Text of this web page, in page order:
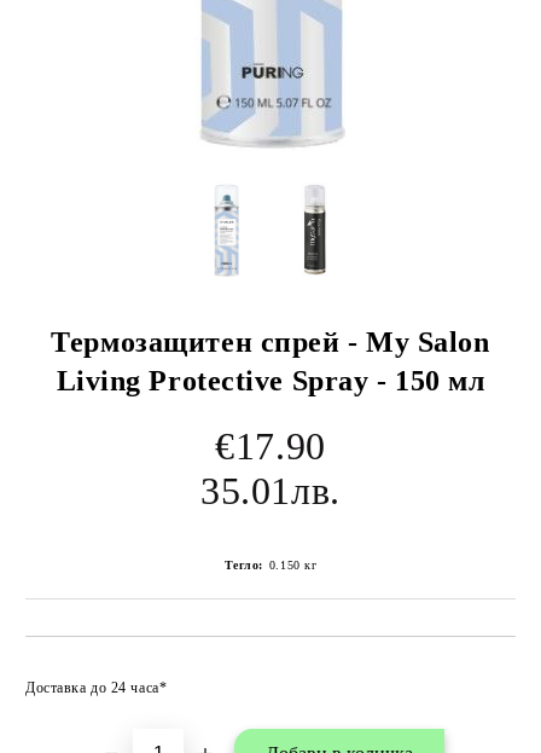
Термозащитен спрeй - My Salon
Living Protective Spray - 150 мл
€17.90
35.01лв.
Тегло: 0.150 кг
Доставка до 24 часа*